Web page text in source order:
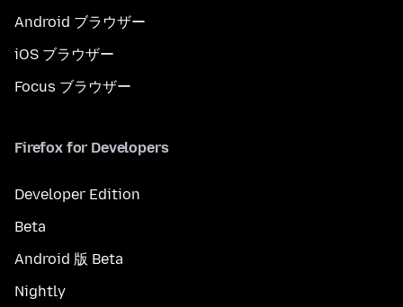
Android ブラウザー
iOS ブラウザー
Focus ブラウザー
Firefox for Developers
Developer Edition
Beta
Android 版 Beta
Nightly